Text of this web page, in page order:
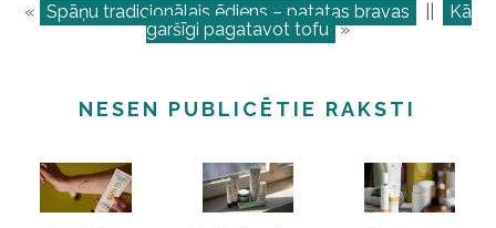
« Spāņu tradicionālais ēdiens – patatas bravas
Kā
garšīgi pagatavot tofu »
NESEN PUBLICĒTIE RAKSTI